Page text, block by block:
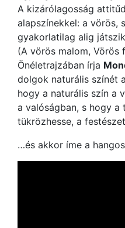
A kizárólagosság
alapszínekkel: a vörös,
gyakorlatilag alig
(A vörös malom, Vörös
Önéletrajzában írja
dolgok naturális színét
hogy a naturális szín a
a valóságban, s hogy a
tükrözhesse, a
…és akkor íme a